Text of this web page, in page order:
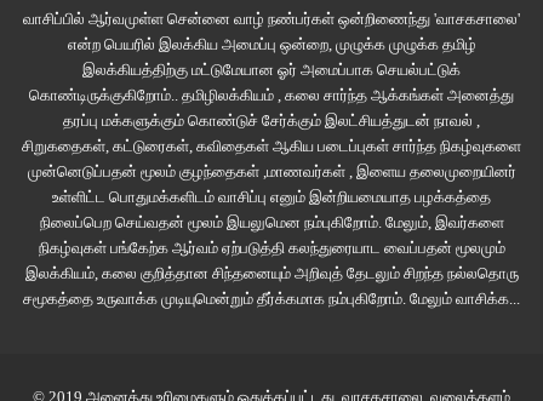
வாசிப்பில் ஆர்வமுள்ள சென்னை வாழ் நண்பர்கள் ஒன்றிணைந்து 'வாசகசாலை'
என்ற பெயரில் இலக்கிய அமைப்பு ஒன்றை, முழுக்க முழுக்க தமிழ்
இலக்கியத்திற்கு மட்டுமேயான ஓர் அமைப்பாக செயல்பட்டுக்
கொண்டிருக்குகிறோம்.. தமிழிலக்கியம் , கலை சார்ந்த ஆக்கங்கள் அனைத்து
தரப்பு மக்களுக்கும் கொண்டுச் சேர்க்கும் இலட்சியத்துடன் நாவல் ,
சிறுகதைகள், கட்டுரைகள், கவிதைகள் ஆகிய படைப்புகள் சார்ந்த நிகழ்வுகளை
முன்னெடுப்பதன் மூலம் குழந்தைகள் ,மாணவர்கள் , இளைய தலைமுறையினர்
உள்ளிட்ட பொதுமக்களிடம் வாசிப்பு எனும் இன்றியமையாத பழக்கத்தை
நிலைப்பெற செய்வதன் மூலம் இயலுமென நம்புகிறோம். மேலும், இவர்களை
நிகழ்வுகள் பங்கேற்க ஆர்வம் ஏற்படுத்தி கலந்துரையாட வைப்பதன் மூலமும்
இலக்கியம், கலை குறித்தான சிந்தனையும் அறிவுத் தேடலும் சிறந்த நல்லதொரு
சமூகத்தை உருவாக்க முடியுமென்றும் தீர்க்கமாக நம்புகிறோம். மேலும் வாசிக்க...
© 2019 அனைத்து உரிமைகளும் ஒதுக்கப்பட்டது. வாசகசாலை . வலைத்தளம்